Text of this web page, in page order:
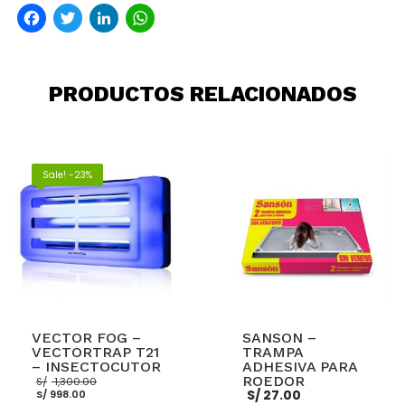
Facebook
TwitterLinkedIn
PRODUCTOS RELACIONADOS
Sale! -23%
VECTOR FOG –
VECTORTRAP T21
– INSECTOCUTOR
S/ 1,300.00
S/ 998.00
SANSON –
TRAMPA
ADHESIVA PARA
ROEDOR
S/27.00